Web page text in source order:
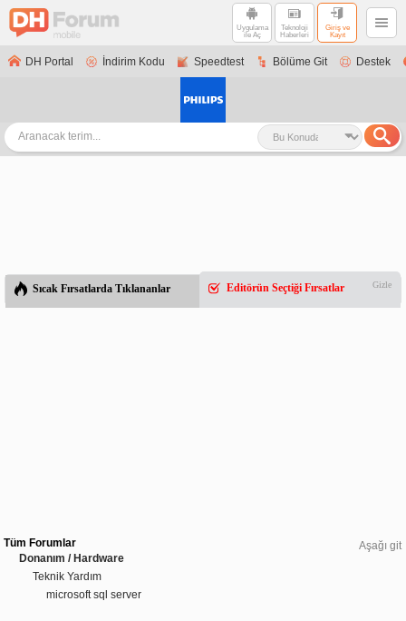
Uygulama
ile Aç
Teknoloji
Haberleri
Giriş ve
Kayıt
DH Portal İndirim Kodu Speedtest Bölüme Git Destek
Sıcak Fırsatlarda Tıklananlar Editörün Seçtiği Fırsatlar Gizle
Aşağı git
Tüm Forumlar
Donanım / Hardware
Teknik Yardım
microsoft sql server